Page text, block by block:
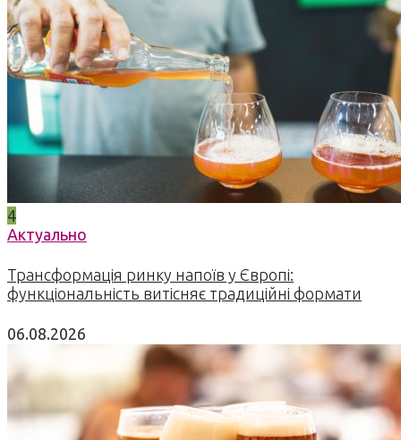
4
Актуально
Трансформація ринку напоїв у Європі:
функціональність витісняє традиційні формати
06.08.2026